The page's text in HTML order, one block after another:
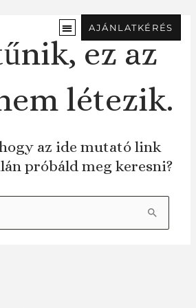
AJÁNLATKÉRÉS
ez az
létezik.
az ide mutató link
próbáld meg keresni?